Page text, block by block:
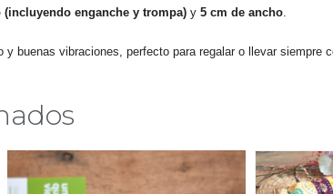
(incluyendo enganche y trompa) y 5 cm de ancho
buenas vibraciones, perfecto para regalar o llevar siempre